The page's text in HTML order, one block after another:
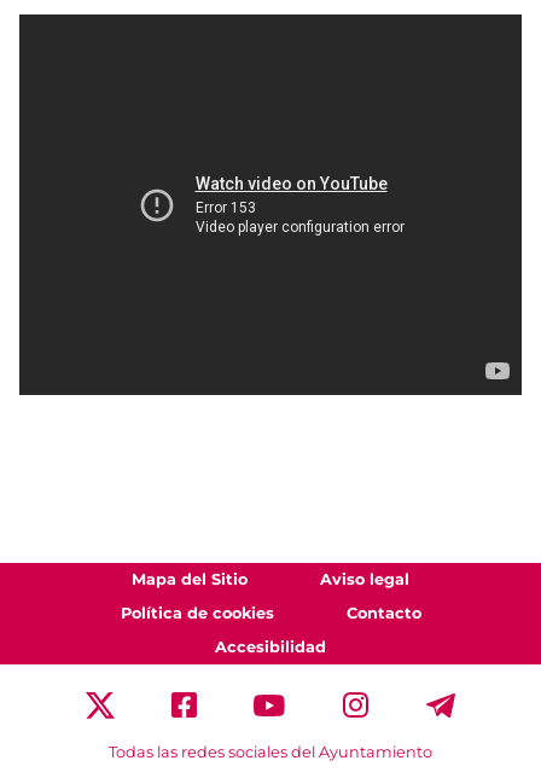
Mapa del Sitio
Aviso legal
Política de cookies
Contacto
Accesibilidad
Todas las redes sociales del Ayuntamiento